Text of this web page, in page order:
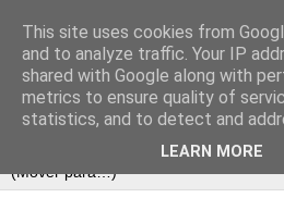
This site uses cookies from
and to analyze traffic. Your IP
shared with Google along with
metrics to ensure quality of
statistics, and to detect and
LEARN MORE